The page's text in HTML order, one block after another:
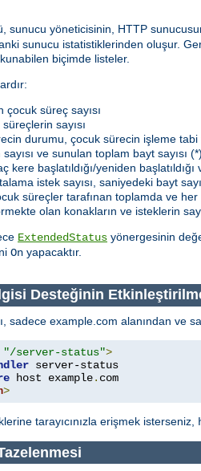
sunucu yöneticisinin, HTTP
sunucu istatistiklerinden oluşur.
biçimde listeler.
çocuk süreç sayısı
sayısı
durumu, çocuk sürecin işleme tabi
ve sunulan toplam bayt sayısı (*)
kere başlatıldığı/yeniden
istek sayısı, saniyedeki bayt
süreçler tarafınan toplamda ve
olan konakların ve isteklerin
ExtendedStatus yönergesinin
On yapacaktır.
Desteğinin
sadece example.com alanından ve
"/server-status">
server-status
host example.
>
tarayıcınızla erişmek isterseniz,